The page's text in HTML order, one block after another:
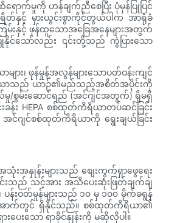
ာက်မှုကို ဟန်ချက်ညီစေပြီး ပုံမှန်ပြုပြင်
ရိတ်နှင့် မှားယွင်းစွာကိုင်တွယ်ပါက အာရုံခံ
းနှင့် ဖုန်ထူသောအခြေအနေများအတွက်
ြုနိုင်သော်လည်း ၎င်းတို့သည် ကွဲပြားသော
၊ ဖုန်မှုန့်အလွန်များသောပတ်ဝန်းကျင်
ရိယာသည် ယာဉ်၏မည်သည့်အစိတ်အပိုင်းကို
မှု/စွမ်းဆောင်ရည် (အင်ဂျင်အတွက်) ရှိမရှိ
န်း HEPA စစ်ထုတ်ကိရိယာတပ်ဆင်ခြင်း
င်ဂျင်စစ်ထုတ်ကိရိယာကို ရွေးချယ်ခြင်း
အနှုန်းများသည် စျေးကွက်ရှာဖွေရေး
ည် သင့်အား အသိပေးဆုံးဖြတ်ချက်ချ
ဝတ်မှုန်များသည် ၁၀ မှ ၁၀၀ မိုက်ခရွန်
ရွန်အောက်တွင် ရှိနိုင်သည်။ စစ်ထုတ်ကိရိယာ၏
ေးသော ရာခိုင်နှုန်းကို မဆိုလိုပါ။